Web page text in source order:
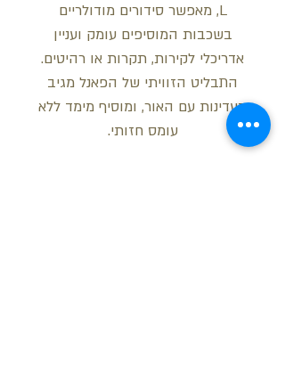
L, מאפשר סידורים מודולריים
בשכבות המוסיפים עומק ועניין
אדריכלי לקירות, תקרות או רהיטים.
התבליט הזוויתי של הפאנל מגיב
בעדינות עם האור, ומוסיף מימד ללא
עומס חזותי.